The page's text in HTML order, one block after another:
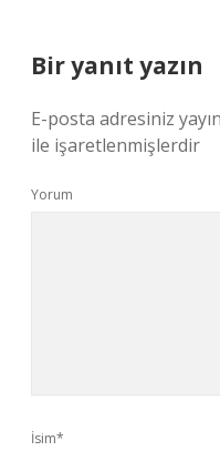
Bir yanıt yazın
E-posta adresiniz
ile işaretlenmişlerdir
Yorum
İsim*